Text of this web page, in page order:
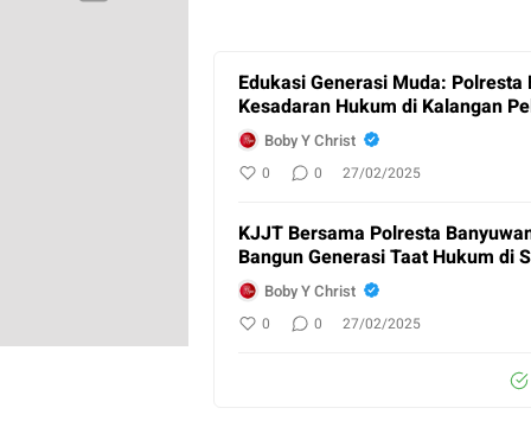
Edukasi Generasi Muda:
Kesadaran Hukum di Kalangan
Boby Y Christ
0 0 27/02/2025
KJJT Bersama Polresta
Bangun Generasi Taat Hukum di
Boby Y Christ
0 0 27/02/2025